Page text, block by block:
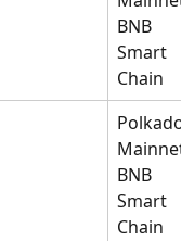
BNB
Smart
Chain
BNB
Smart
Chain